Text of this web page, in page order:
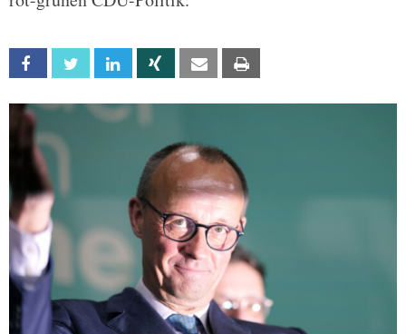
Facebook Twitter Linkedin Xing Email